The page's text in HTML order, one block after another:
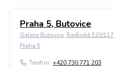
Praha 5, Butovice
Galerie Butovice, Radlická 520/
Praha 5
Telefon: +420 730 771 203